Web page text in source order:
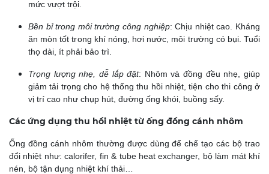
mức vượt trội.
Bền bỉ trong môi trường công nghiệp: Chịu nhiệt cao. Kháng
ăn mòn tốt trong khí nóng, hơi nước, môi trường có bụi. Tuổi
thọ dài, ít phải bảo trì.
Trọng lượng nhẹ, dễ lắp đặt: Nhôm và đồng đều nhẹ, giúp
giảm tải trọng cho hệ thống thu hồi nhiệt, tiện cho thi công ở
vị trí cao như chụp hút, đường ống khói, buồng sấy.
Các ứng dụng thu hồi nhiệt từ ống đồng cánh nhôm
Ống đồng cánh nhôm thường được dùng để chế tạo các bộ trao
đổi nhiệt như: calorifer, fin & tube heat exchanger, bộ làm mát khí
nén, bộ tận dụng nhiệt khí thải…